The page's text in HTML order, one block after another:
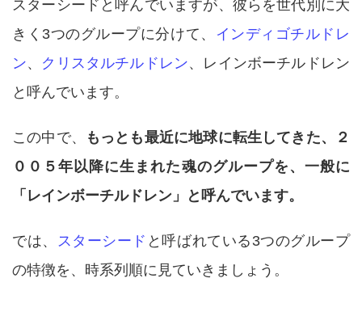
スターシードと呼んでいますが、彼らを世代別に大
きく3つのグループに分けて、
インディゴチルドレ
ン、 クリスタルチルドレン、レインボーチルドレン
と呼んでいます。
この中で、
もっとも最近に地球に転生してきた、２
００５年以降に生まれた魂のグループを、一般に
「レインボーチルドレン」と呼んでいます。
では、 スターシード と呼ばれている3つのグループ
の特徴を、時系列順に見ていきましょう。